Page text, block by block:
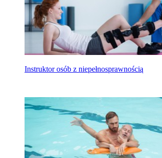
Instruktor osób z niepełnosprawnością